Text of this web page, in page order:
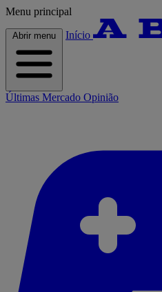
Menu principal
Abrir menu Início
Últimas Mercado Opinião